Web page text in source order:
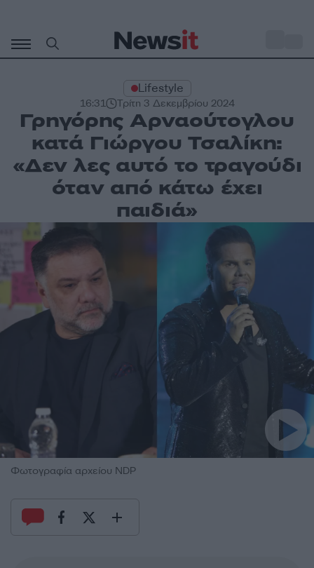
περιεχόμενο
Lifestyle
16:31 Τρίτη 3 Δεκεμβρίου 2024
Γρηγόρης Αρναούτογλου
κατά Γιώργου Τσαλίκη:
«Δεν λες αυτό το τραγούδι
όταν από κάτω έχει
παιδιά»
Φωτογραφία αρχείου NDP